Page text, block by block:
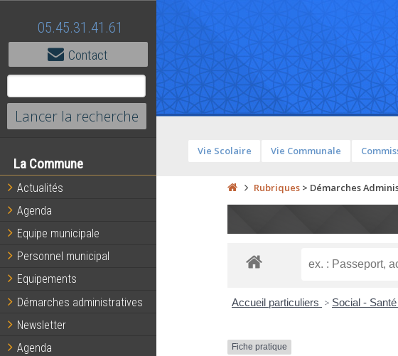
05.45.31.41.61
Contact
La Commune
Actualités
Agenda
Equipe municipale
Personnel municipal
Equipements
Démarches administratives
Newsletter
Agenda
Vie Scolaire Vie Communale
Rubriques> Démarches
Accueil particuliers > Social - Santé
Fiche pratique